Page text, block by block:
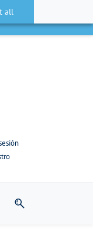
all